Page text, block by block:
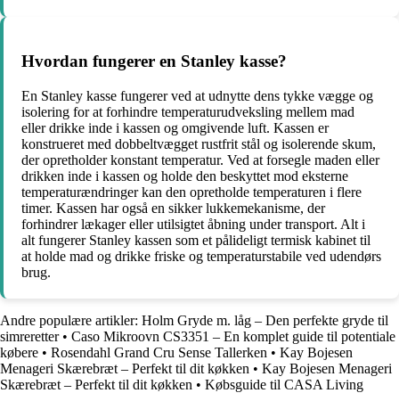
Hvordan fungerer en Stanley kasse?
En Stanley kasse fungerer ved at udnytte dens tykke vægge og
isolering for at forhindre temperaturudveksling mellem mad
eller drikke inde i kassen og omgivende luft. Kassen er
konstrueret med dobbeltvægget rustfrit stål og isolerende skum,
der opretholder konstant temperatur. Ved at forsegle maden eller
drikken inde i kassen og holde den beskyttet mod eksterne
temperaturændringer kan den opretholde temperaturen i flere
timer. Kassen har også en sikker lukkemekanisme, der
forhindrer lækager eller utilsigtet åbning under transport. Alt i
alt fungerer Stanley kassen som et pålideligt termisk kabinet til
at holde mad og drikke friske og temperaturstabile ved udendørs
brug.
Andre populære artikler: Holm Gryde m. låg – Den perfekte gryde til
simreretter• Caso Mikroovn CS3351 – En komplet guide til potentiale
købere • Rosendahl Grand Cru Sense Tallerken • Kay Bojesen
Menageri Skærebræt – Perfekt til dit køkken • Kay Bojesen Menageri
Skærebræt – Perfekt til dit køkken • Købsguide til CASA Living